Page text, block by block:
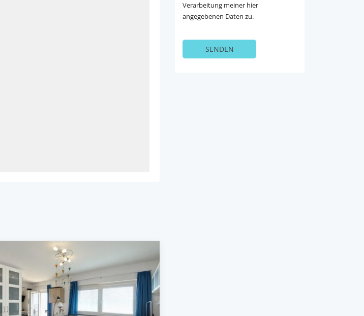
Verarbeitung meiner hier
angegebenen Daten zu.